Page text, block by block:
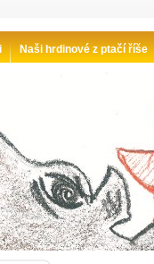
Naši hrdinové z ptačí říše